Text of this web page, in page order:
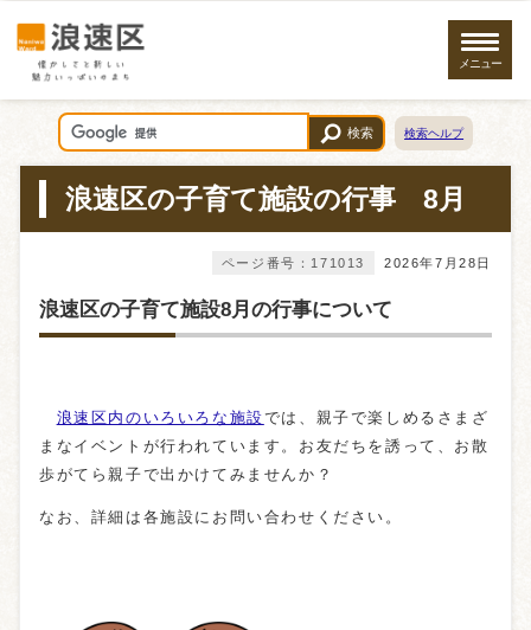
メニュー
検索 検索ヘルプ
浪速区の子育て施設の行事 8月
2026年7月28日
ページ番号：171013
浪速区の子育て施設8月の行事について
浪速区内のいろいろな施設では、親子で楽しめるさまざ
まなイベントが行われています。お友だちを誘って、お散
歩がてら親子で出かけてみませんか？
なお、詳細は各施設にお問い合わせください。